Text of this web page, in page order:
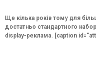
Ще кілька років тому для
достатньо стандартного
display-реклама. [caption